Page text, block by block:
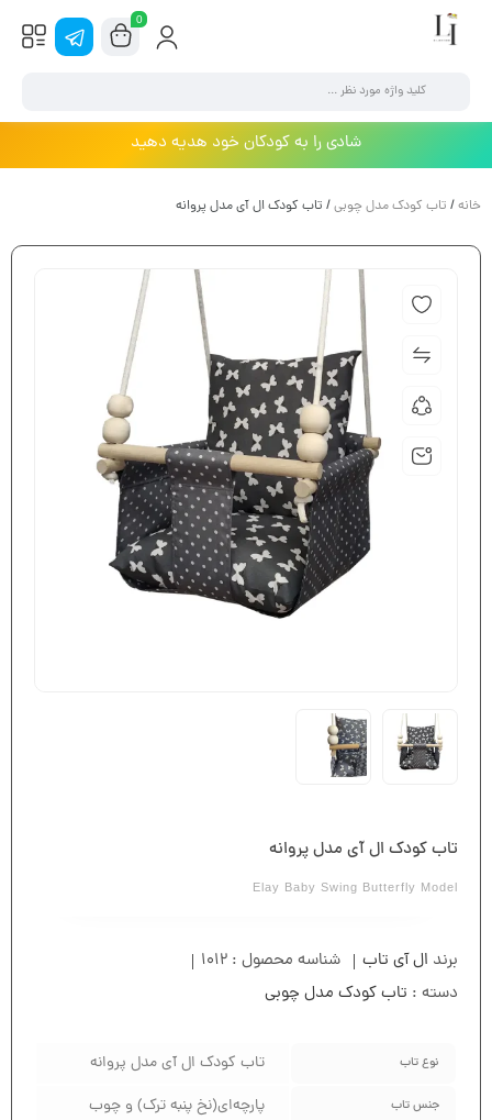
0
شادی را به کودکان خود هدیه دهید
خانه/ تاب کودک مدل چوبی/ تاب کودک ال آی مدل پروانه
تاب کودک ال آی مدل پروانه
Elay Baby Swing Butterfly Model
برند ال آی تاب شناسه محصول : 1012
دسته : تاب کودک مدل چوبی
نوع تاب تاب کودک ال آی مدل پروانه
جنس تاب پارچه‌ای(نخ پنبه ترک) و چوب